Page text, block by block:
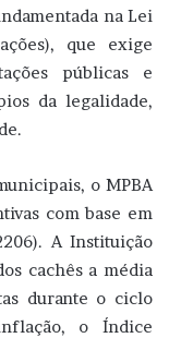
na Lei
que exige
públicas e
da legalidade,
o MPBA
com base em
A Instituição
cachês a média
durante o ciclo
o Índice